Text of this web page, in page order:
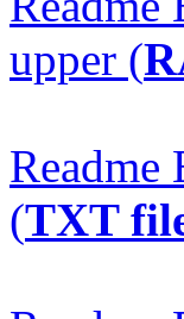
upper (
(TXT